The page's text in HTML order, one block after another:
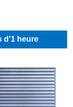
d'1 heure